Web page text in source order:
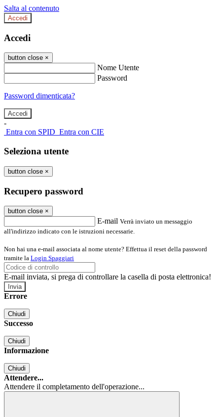
Salta al contenuto
Accedi
Accedi
button close ×
Nome Utente
Password
Password dimenticata?
-
Entra con SPID Entra con CIE
Seleziona utente
button close ×
Recupero password
button close ×
E-mail Verrà inviato un messaggio
all'indirizzo indicato con le istruzioni necessarie.
Non hai una e-mail associata al nome utente? Effettua il reset della password
tramite la Login Spaggiari
E-mail inviata, si prega di controllare la casella di posta elettronica!
Errore
Chiudi
Successo
Chiudi
Informazione
Chiudi
Attendere...
Attendere il completamento dell'operazione...